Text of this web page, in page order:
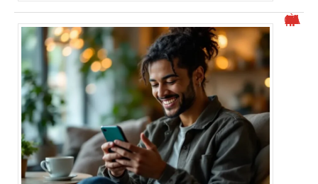
À quel GAFAM WhatsApp appartient-il ?